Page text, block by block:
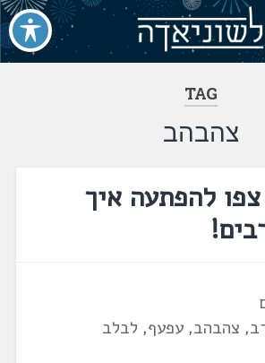
TAG
צהבהב
להפתעה איך
צהבהב, עפעף, לבלב